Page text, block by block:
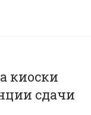
киоски
сдачи